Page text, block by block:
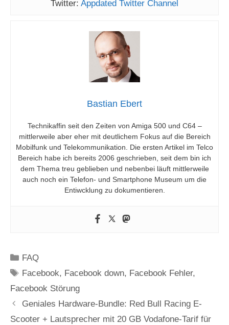
Twitter: Appdated Twitter Channel
Bastian Ebert
Technikaffin seit den Zeiten von Amiga 500 und C64 –
mittlerweile aber eher mit deutlichem Fokus auf die Bereich
Mobilfunk und Telekommunikation. Die ersten Artikel im Telco
Bereich habe ich bereits 2006 geschrieben, seit dem bin ich
dem Thema treu geblieben und nebenbei läuft mittlerweile
auch noch ein Telefon- und Smartphone Museum um die
Entiwcklung zu dokumentieren.
Kategorien
FAQ
Schlagwörter
Facebook, Facebook down, Facebook Fehler,
Facebook Störung
Geniales Hardware-Bundle: Red Bull Racing E-
Scooter + Lautsprecher mit 20 GB Vodafone-Tarif für